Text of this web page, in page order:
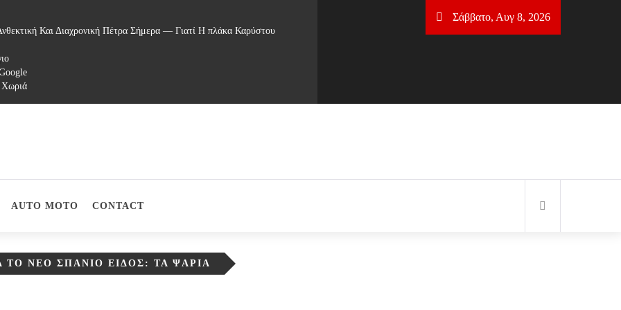
Και Διαχρονική Πέτρα Σήμερα — Γιατί Η πλάκα Καρύστου
Σάββατο, Αυγ 8, 2026
AUTO MOTO CONTACT
ΝΈΟ ΣΠΆΝΙΟ ΕΊΔΟΣ: ΤΑ ΨΆΡΙΑ